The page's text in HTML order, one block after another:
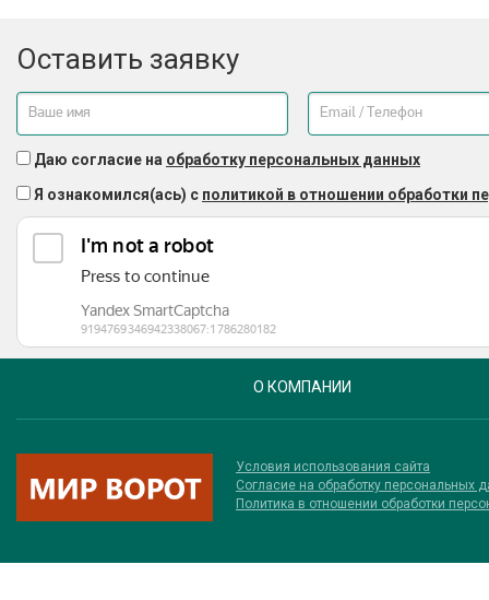
Оставить заявку
Даю согласие на обработку персональных данных
Я ознакомился(ась) с политикой в отношении обработки
О КОМПАНИИ
Условия использования сайта
Соглаcие на обработку персональных
Политика в отношении обработки